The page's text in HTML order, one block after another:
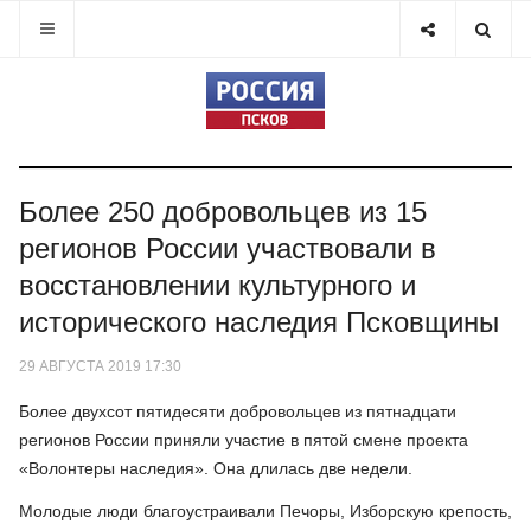
Более 250 добровольцев из 15
регионов России участвовали в
восстановлении культурного и
исторического наследия Псковщины
29 АВГУСТА 2019 17:30
Более двухсот пятидесяти добровольцев из пятнадцати
регионов России приняли участие в пятой смене проекта
«Волонтеры наследия». Она длилась две недели.
Молодые люди благоустраивали Печоры, Изборскую крепость,